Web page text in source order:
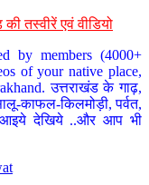
तस्वीरें एवं वीडियो
by members (4000+
of your native place,
उत्तराखंड के गाढ़,
काफल-किलमोड़ी, पर्वत,
आइये देखिये ..और आप भी